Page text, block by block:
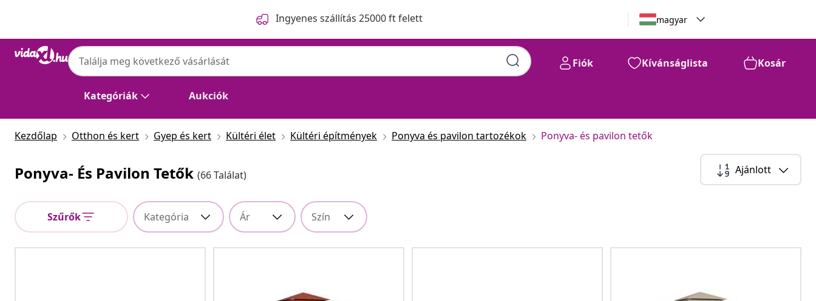
Ingyenes szállítás 25000 ft felett magyar
Kategóriák Aukciók
Fiók Kívánságlista Kosár
Kezdőlap Otthon és kert Gyep és kert Kültéri élet Kültéri építmények Ponyva és pavilon tartozékok Ponyva- és pavilon tetők
Ponyva- És Pavilon Tetők (66 Találat) Ajánlott
Szűrők Kategória Ár Szín